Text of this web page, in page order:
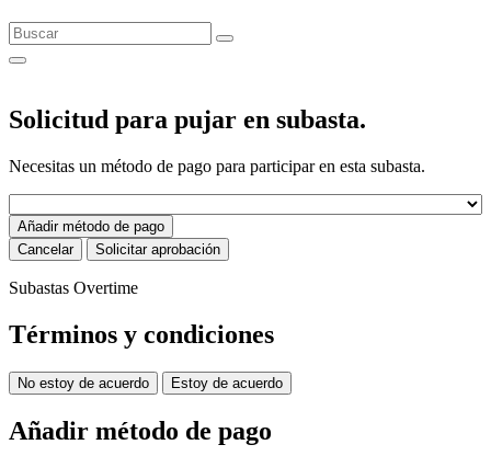
Solicitud para pujar en subasta.
Necesitas un método de pago para participar en esta subasta.
Añadir método de pago
Cancelar
Solicitar aprobación
Subastas Overtime
Términos y condiciones
No estoy de acuerdo Estoy de acuerdo
Añadir método de pago